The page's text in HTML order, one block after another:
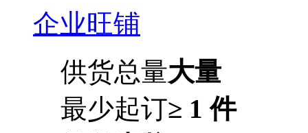
企业旺铺
供货总量大量
最少起订≥ 1 件